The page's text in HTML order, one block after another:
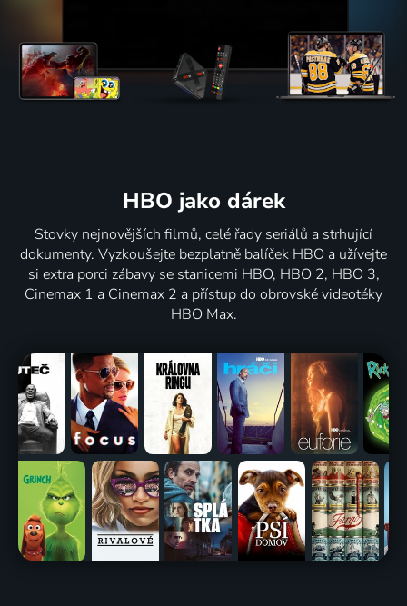
HBO jako dárek
Stovky nejnovějších filmů, celé řady seriálů a strhující
dokumenty. Vyzkoušejte bezplatně balíček HBO a užívejte
si extra porci zábavy se stanicemi HBO, HBO 2, HBO 3,
Cinemax 1 a Cinemax 2 a přístup do obrovské videotéky
HBO Max.